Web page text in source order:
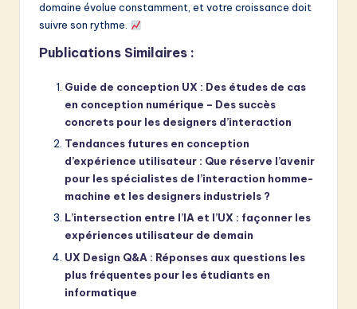
domaine évolue constamment, et votre croissance doit
suivre son rythme.
Publications Similaires :
Guide de conception UX : Des études de cas
en conception numérique – Des succès
concrets pour les designers d’interaction
Tendances futures en conception
d’expérience utilisateur : Que réserve l’avenir
pour les spécialistes de l’interaction homme-
machine et les designers industriels ?
L’intersection entre l’IA et l’UX : façonner les
expériences utilisateur de demain
UX Design Q&A : Réponses aux questions les
plus fréquentes pour les étudiants en
informatique